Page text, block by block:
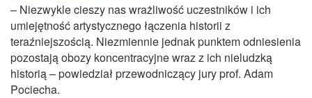
– Niezwykle cieszy nas wrażliwość uczestników i ich
umiejętność artystycznego łączenia historii z
teraźniejszością. Niezmiennie jednak punktem odniesienia
pozostają obozy koncentracyjne wraz z ich nieludzką
historią – powiedział przewodniczący jury prof. Adam
Pociecha.